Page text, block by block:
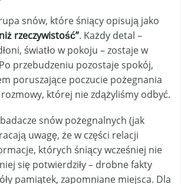
snów, które śniący opisują jako
rzeczywistość”. Każdy detal –
światło w pokoju – zostaje w
przebudzeniu pozostaje spokój,
poruszające poczucie pożegnania
której nie zdążyliśmy odbyć.
snów pożegnalnych (jak
uwagę, że w części relacji
których śniący wcześniej nie
się potwierdziły – drobne fakty
pamiątek, zapomniane miejsca. Dla